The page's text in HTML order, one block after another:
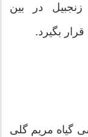
در بین
بگیرد.
گیاه مریم گلی